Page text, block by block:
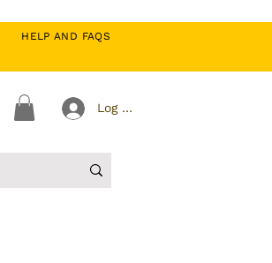
HELP AND FAQS
Log In